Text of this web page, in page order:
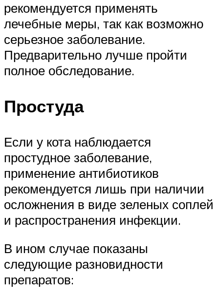
рекомендуется применять
лечебные меры, так как возможно
серьезное заболевание.
Предварительно лучше пройти
полное обследование.
Простуда
Если у кота наблюдается
простудное заболевание,
применение антибиотиков
рекомендуется лишь при наличии
осложнения в виде зеленых соплей
и распространения инфекции.
В ином случае показаны
следующие разновидности
препаратов: